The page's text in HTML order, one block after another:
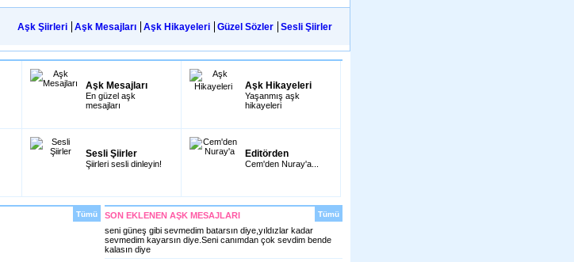
Aşk Şiirleri Aşk Mesajları Aşk Hikayeleri Güzel Sözler Sesli Şiirler
Aşk Mesajları
En güzel aşk
mesajları
Aşk Hikayeleri
Yaşanmış aşk
hikayeleri
Sesli Şiirler
Şiirleri sesli dinleyin!
Editörden
Cem'den Nuray'a...
Tümü SON EKLENEN AŞK MESAJLARI Tümü
seni güneş gibi sevmedim batarsın diye,yıldızlar kadar
sevmedim kayarsın diye.Seni canımdan çok sevdim bende
kalasın diye